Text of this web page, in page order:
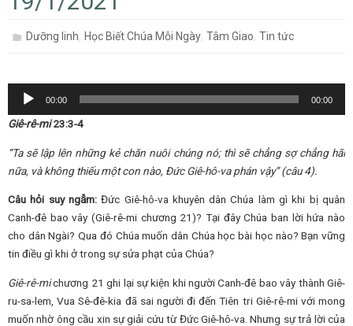
Dưỡng linh,Học Biết Chúa Mỗi Ngày,Tâm Giao,Tin tức
Audio
00:00 00:00
Giê-rê-mi23:3-4
“Ta sẽ lập lên những kẻ chăn nuôi chúng nó; thì sẽ chẳng sợ chẳng hãi
nữa, và không thiếu một con nào, Đức Giê-hô-va phán vậy” (câu 4).
Câu hỏi suy ngẫm:Đức Giê-hô-va khuyên dân Chúa làm gì khi bị quân
Canh-đê bao vây (Giê-rê-mi chương 21)? Tại đây Chúa ban lời hứa nào
cho dân Ngài? Qua đó Chúa muốn dân Chúa học bài học nào? Bạn vững
tin điều gì khi ở trong sự sửa phạt của Chúa?
Giê-rê-michương 21 ghi lại sự kiện khi người Canh-đê bao vây thành Giê-
ru-sa-lem, Vua Sê-đê-kia đã sai người đi đến Tiên tri Giê-rê-mi với mong
muốn nhờ ông cầu xin sự giải cứu từ Đức Giê-hô-va. Nhưng sự trả lời của